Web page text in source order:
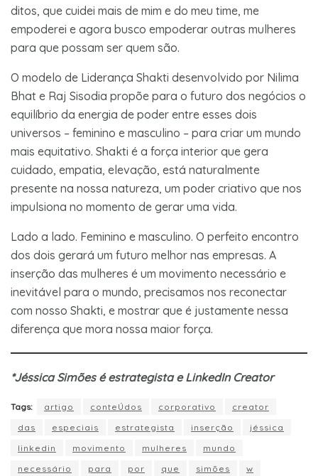
ditos, que cuidei mais de mim e do meu time, me
empoderei e agora busco empoderar outras mulheres
para que possam ser quem são.
O modelo de Liderança Shakti desenvolvido por Nilima
Bhat e Raj Sisodia propõe para o futuro dos negócios o
equilíbrio da energia de poder entre esses dois
universos – feminino e masculino – para criar um mundo
mais equitativo. Shakti é a força interior que gera
cuidado, empatia, elevação, está naturalmente
presente na nossa natureza, um poder criativo que nos
impulsiona no momento de gerar uma vida.
Lado a lado. Feminino e masculino. O perfeito encontro
dos dois gerará um futuro melhor nas empresas. A
inserção das mulheres é um movimento necessário e
inevitável para o mundo, precisamos nos reconectar
com nosso Shakti, e mostrar que é justamente nessa
diferença que mora nossa maior força.
*Jéssica Simões é estrategista e LinkedIn Creator
Tags: artigo conteÚdos corporativo
creator
das
especiais estrategista inserção
jéssica
linkedin
movimento mulheres
mundo
necessário
para por que simões w